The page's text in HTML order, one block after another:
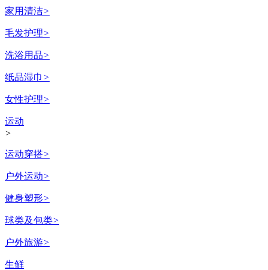
家用清洁>
毛发护理>
洗浴用品>
纸品湿巾 >
女性护理>
运动
>
运动穿搭>
户外运动>
健身塑形>
球类及包类>
户外旅游>
生鲜